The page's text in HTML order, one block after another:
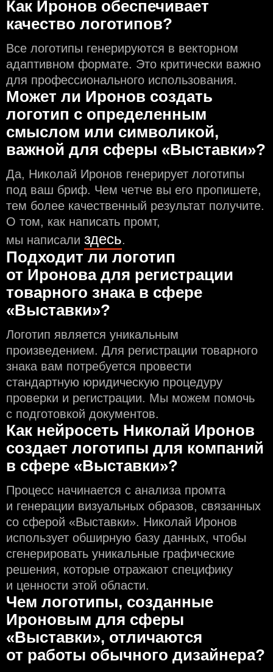
Как Иронов обеспечивает
качество логотипов?
Все логотипы генерируются в векторном
адаптивном формате. Это критически важно
для профессионального использования.
Может ли Иронов создать
логотип с определeнным
смыслом или символикой,
важной для сферы «Выставки»?
Да, Николай Иронов генерирует логотипы
под ваш бриф. Чем чeтче вы его пропишете,
тем более качественный результат получите.
О том, как написать промт,
мы написали здесь.
Подходит ли логотип
от Иронова для регистрации
товарного знака в сфере
«Выставки»?
Логотип является уникальным
произведением. Для регистрации товарного
знака вам потребуется провести
стандартную юридическую процедуру
проверки и регистрации. Мы можем помочь
с подготовкой документов.
Как нейросеть Николай Иронов
создаeт логотипы для компаний
в сфере «Выставки»?
Процесс начинается с анализа промта
и генерации визуальных образов, связанных
со сферой «Выставки». Николай Иронов
использует обширную базу данных, чтобы
сгенерировать уникальные графические
решения, которые отражают специфику
и ценности этой области.
Чем логотипы, созданные
Ироновым для сферы
«Выставки», отличаются
от работы обычного дизайнера?